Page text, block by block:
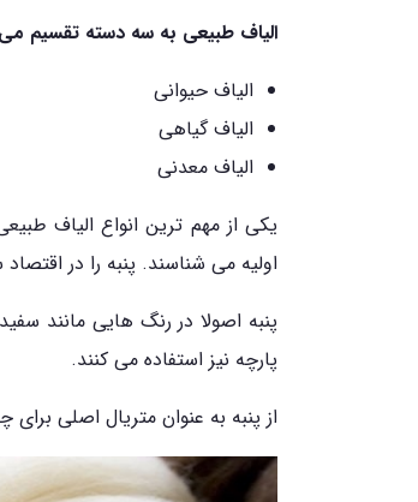
الیاف طبیعی به سه دسته تقسیم
الیاف حیوانی
الیاف گیاهی
الیاف معدنی
یکی از مهم ترین انواع الیاف
اولیه می شناسند. پنبه را در
پنبه اصولا در رنگ هایی مانند
پارچه نیز استفاده می کنند.
از پنبه به عنوان متریال اصلی